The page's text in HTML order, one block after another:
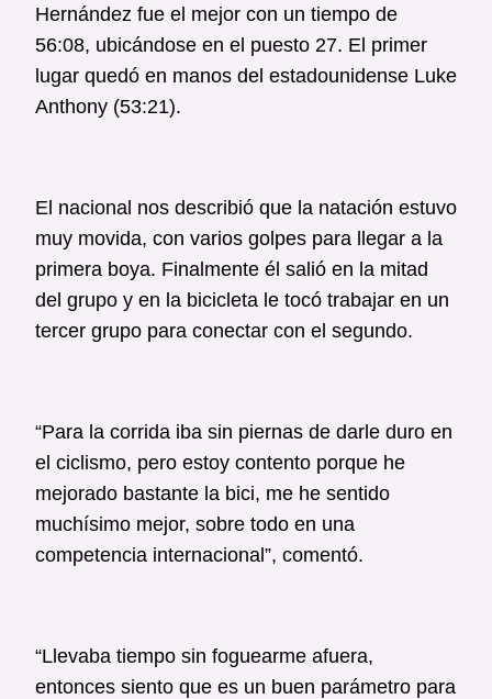
Hernández fue el mejor con un tiempo de
56:08, ubicándose en el puesto 27. El primer
lugar quedó en manos del estadounidense Luke
Anthony (53:21).
El nacional nos describió que la natación estuvo
muy movida, con varios golpes para llegar a la
primera boya. Finalmente él salió en la mitad
del grupo y en la bicicleta le tocó trabajar en un
tercer grupo para conectar con el segundo.
“Para la corrida iba sin piernas de darle duro en
el ciclismo, pero estoy contento porque he
mejorado bastante la bici, me he sentido
muchísimo mejor, sobre todo en una
competencia internacional”, comentó.
“Llevaba tiempo sin foguearme afuera,
entonces siento que es un buen parámetro para